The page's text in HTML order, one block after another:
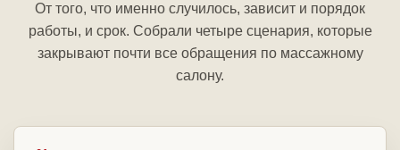
От того, что именно случилось, зависит и порядок
работы, и срок. Собрали четыре сценария, которые
закрывают почти все обращения по массажному
салону.